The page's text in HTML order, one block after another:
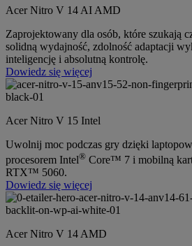
Acer Nitro V 14 AI AMD
Zaprojektowany dla osób, które szukają
solidną wydajność, zdolność adaptacji
inteligencję i absolutną kontrolę.
Dowiedz się więcej
Acer Nitro V 15 Intel
Uwolnij moc podczas gry dzięki
procesorem Intel® Core™ 7 i mobilną
RTX™ 5060.
Dowiedz się więcej
Acer Nitro V 14 AMD